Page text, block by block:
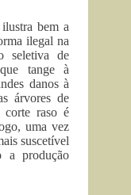
bem a
ilegal na
seletiva de
tange à
danos à
árvores de
corte raso é
uma vez
suscetível
a produção